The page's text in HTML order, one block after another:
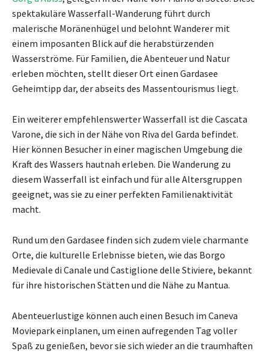
spektakuläre Wasserfall-Wanderung führt durch
malerische Moränenhügel und belohnt Wanderer mit
einem imposanten Blick auf die herabstürzenden
Wasserströme. Für Familien, die Abenteuer und Natur
erleben möchten, stellt dieser Ort einen Gardasee
Geheimtipp dar, der abseits des Massentourismus liegt.
Ein weiterer empfehlenswerter Wasserfall ist die Cascata
Varone, die sich in der Nähe von Riva del Garda befindet.
Hier können Besucher in einer magischen Umgebung die
Kraft des Wassers hautnah erleben. Die Wanderung zu
diesem Wasserfall ist einfach und für alle Altersgruppen
geeignet, was sie zu einer perfekten Familienaktivität
macht.
Rund um den Gardasee finden sich zudem viele charmante
Orte, die kulturelle Erlebnisse bieten, wie das Borgo
Medievale di Canale und Castiglione delle Stiviere, bekannt
für ihre historischen Stätten und die Nähe zu Mantua.
Abenteuerlustige können auch einen Besuch im Caneva
Moviepark einplanen, um einen aufregenden Tag voller
Spaß zu genießen, bevor sie sich wieder an die traumhaften